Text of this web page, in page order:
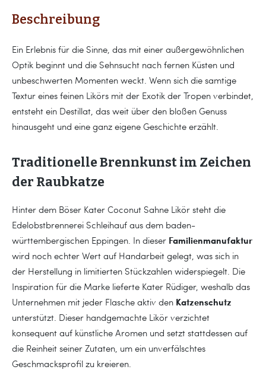
Beschreibung
Ein Erlebnis für die Sinne, das mit einer außergewöhnlichen
Optik beginnt und die Sehnsucht nach fernen Küsten und
unbeschwerten Momenten weckt. Wenn sich die samtige
Textur eines feinen Likörs mit der Exotik der Tropen verbindet,
entsteht ein Destillat, das weit über den bloßen Genuss
hinausgeht und eine ganz eigene Geschichte erzählt.
Traditionelle Brennkunst im Zeichen
der Raubkatze
Hinter dem Böser Kater Coconut Sahne Likör steht die
Edelobstbrennerei Schleihauf aus dem baden-
württembergischen Eppingen. In dieser Familienmanufaktur
wird noch echter Wert auf Handarbeit gelegt, was sich in
der Herstellung in limitierten Stückzahlen widerspiegelt. Die
Inspiration für die Marke lieferte Kater Rüdiger, weshalb das
Unternehmen mit jeder Flasche aktiv den Katzenschutz
unterstützt. Dieser handgemachte Likör verzichtet
konsequent auf künstliche Aromen und setzt stattdessen auf
die Reinheit seiner Zutaten, um ein unverfälschtes
Geschmacksprofil zu kreieren.